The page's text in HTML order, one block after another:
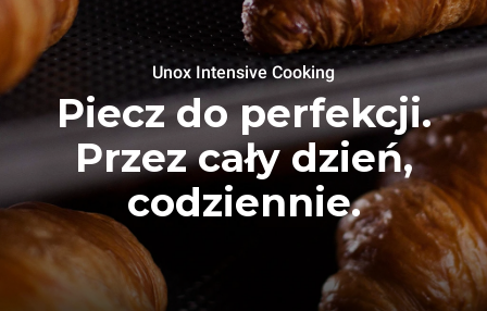
Unox Intensive Cooking
Piecz do perfekcji.
Przez cały dzień,
codziennie.